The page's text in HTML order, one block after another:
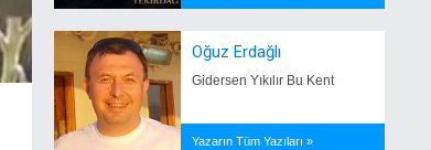
Oğuz Erdağlı
Gidersen Yıkılır Bu Kent
Yazarın Tüm Yazıları »